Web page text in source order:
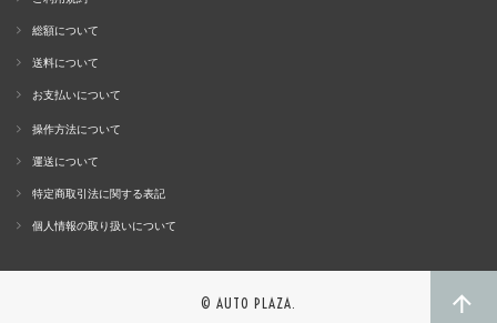
総額について
送料について
お支払いについて
操作方法について
運送について
特定商取引法に関する表記
個人情報の取り扱いについて
© AUTO PLAZA.